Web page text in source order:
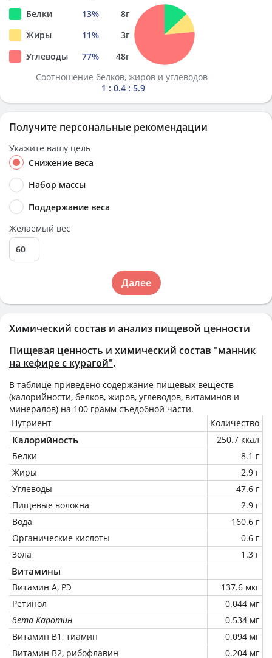
Химический состав и анализ пищевой ценности
Пищевая ценность и химический состав "манник
на кефире с курагой".
В таблице приведено содержание пищевых веществ
(калорийности, белков, жиров, углеводов, витаминов и
минералов) на 100 грамм съедобной части.
Нутриент
Количество
Калорийность
250.7 ккал
Белки
8.1 г
Жиры
2.9 г
Углеводы
47.6 г
Пищевые волокна
2.9 г
Вода
160.6 г
Органические кислоты
0.6 г
Зола
1.3 г
Витамины
Витамин А, РЭ
137.6 мкг
Ретинол
0.044 мг
бета Каротин
0.534 мг
Витамин В1, тиамин
0.094 мг
Витамин В2, рибофлавин
0.204 мг
Белки 13% 8г
Жиры
11% 3г
Углеводы
77% 48г
Соотношение белков, жиров и углеводов
1 : 0.4 : 5.9
Получите персональные рекомендации
Укажите вашу цель
Снижение веса
Набор массы
Поддержание веса
Желаемый вес
Далее